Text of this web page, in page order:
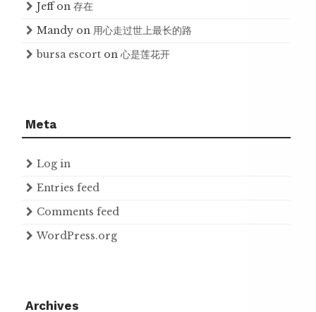
Jeffon 存在
Mandy on 用心走过世上最长的路
bursa escort on 心是莲花开
Meta
Log in
Entries feed
Comments feed
WordPress.org
Archives